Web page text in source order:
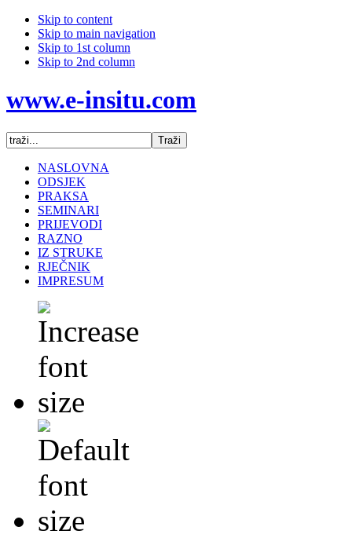
Skip to content
Skip to main navigation
Skip to 1st column
Skip to 2nd column
www.e-insitu.com
NASLOVNA
ODSJEK
PRAKSA
SEMINARI
PRIJEVODI
RAZNO
IZ STRUKE
RJEČNIK
IMPRESUM